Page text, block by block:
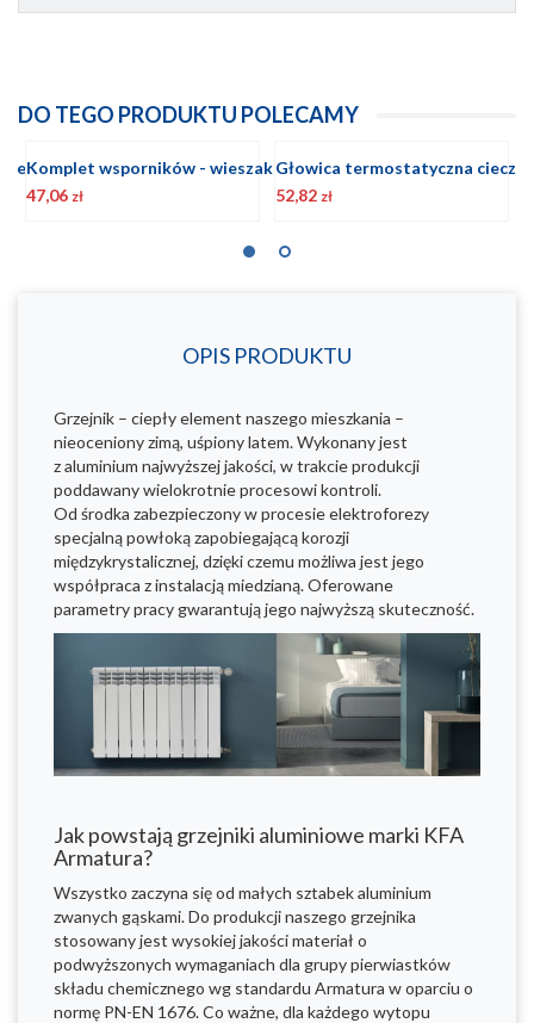
DO TEGO PRODUKTU POLECAMY
Głowica termostatyczna cieczowa GT BIAŁA
Komplet korków grzejnikowych w kolorze BIAŁYM
32,91 zł 5,35zł
OPIS PRODUKTU
Grzejnik – ciepły element naszego mieszkania –
nieoceniony zimą, uśpiony latem. Wykonany jest
z aluminium najwyższej jakości, w trakcie produkcji
poddawany wielokrotnie procesowi kontroli.
Od środka zabezpieczony w procesie elektroforezy
specjalną powłoką zapobiegającą korozji
międzykrystalicznej, dzięki czemu możliwa jest jego
współpraca z instalacją miedzianą. Oferowane
parametry pracy gwarantują jego najwyższą skuteczność.
Jak powstają grzejniki aluminiowe marki KFA
Armatura?
Wszystko zaczyna się od małych sztabek aluminium
zwanych gąskami. Do produkcji naszego grzejnika
stosowany jest wysokiej jakości materiał o
podwyższonych wymaganiach dla grupy pierwiastków
składu chemicznego wg standardu Armatura w oparciu o
normę PN-EN 1676. Co ważne, dla każdego wytopu